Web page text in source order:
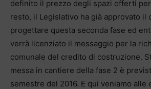
definito il prezzo degli spazi offerti
resto, il Legislativo ha già approvato il
progettare questa seconda fase ed
verrà licenziato il messaggio per la
comunale del credito di costruzione.
messa in cantiere della fase 2 è
semestre del 2016. E qui veniamo alle